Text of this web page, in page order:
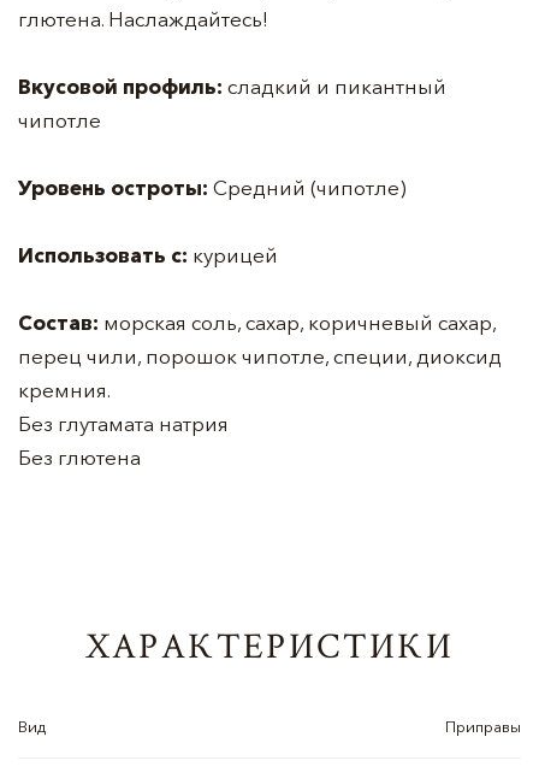
глютена. Наслаждайтесь!
Вкусовой профиль: сладкий и пикантный
чипотле
Уровень остроты: Средний (чипотле)
Использовать с: курицей
Состав: морская соль, сахар, коричневый сахар,
перец чили, порошок чипотле, специи, диоксид
кремния.
Без глутамата натрия
Без глютена
ХАРАКТЕРИСТИКИ
Вид Приправы